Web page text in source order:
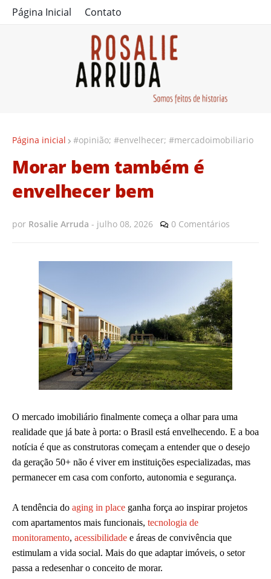
Página Inicial Contato
Página inicial #opinião; #envelhecer; #mercadoimobiliario
Morar bem também é
envelhecer bem
por Rosalie Arruda - julho 08, 2026 0 Comentários
O mercado imobiliário finalmente começa a olhar para uma
realidade que já bate à porta: o Brasil está envelhecendo. E a boa
notícia é que as construtoras começam a entender que o desejo
da geração 50+ não é viver em instituições especializadas, mas
permanecer em casa com conforto, autonomia e segurança.
A tendência do aging in place ganha força ao inspirar projetos
com apartamentos mais funcionais, tecnologia de
monitoramento, acessibilidade e áreas de convivência que
estimulam a vida social. Mais do que adaptar imóveis, o setor
passa a redesenhar o conceito de morar.